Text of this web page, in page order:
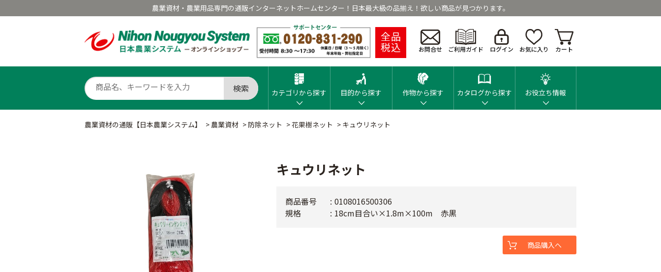
農業資材・農業用品専門の通販インターネットホームセンター！日本最大級の品揃え！欲しい商品が見つかります。
全品
税込 お問合せ ご利用ガイド ログイン お気に入り カート
検索 カテゴリから探す 目的から探す 作物から探す カタログから探す お役立ち情報
農業資材の通販【日本農業システム】 > 農業資材 > 防除ネット >花果樹ネット > キュウリネット
キュウリネット
商品番号
0108016500306
規格
18cm目合い×1.8m×100m 赤黒
商品購入へ